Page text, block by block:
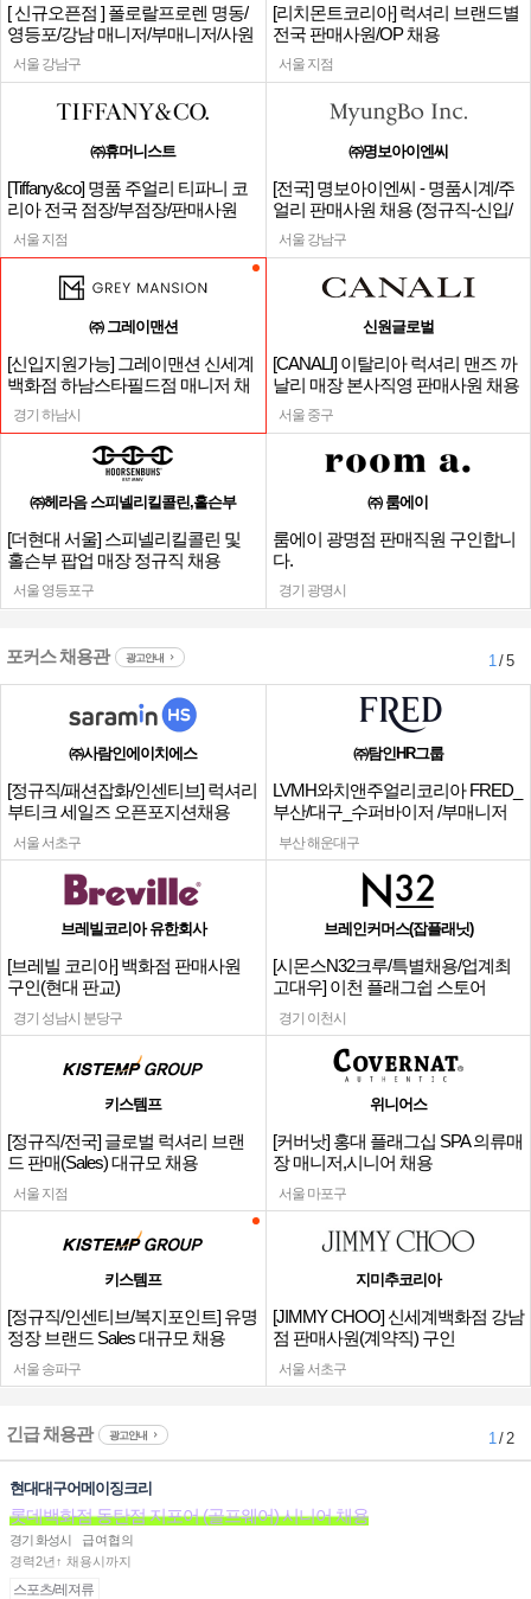
[ 신규오픈점 ] 폴로랄프로렌 명동/
영등포/강남 매니저/부매니저/사원
서울 강남구
[리치몬트코리아] 럭셔리 브랜드별
전국 판매사원/OP 채용
서울 지점
㈜휴머니스트
[Tiffany&co] 명품 주얼리 티파니 코
리아 전국 점장/부점장/판매사원
서울 지점
㈜명보아이엔씨
[전국] 명보아이엔씨 - 명품시계/주
얼리 판매사원 채용 (정규직-신입/
경력)
서울 강남구
㈜ 그레이맨션
[신입지원가능] 그레이맨션 신세계
백화점 하남스타필드점 매니저 채
용
경기 하남시
신원글로벌
[CANALI] 이탈리아 럭셔리 맨즈 까
날리 매장 본사직영 판매사원 채용
서울 중구
㈜헤라음 스피넬리킬콜린,홀슨부
[더현대 서울] 스피넬리킬콜린 및
홀슨부 팝업 매장 정규직 채용
서울 영등포구
㈜ 룸에이
룸에이 광명점 판매직원 구인합니
다.
경기 광명시
포커스 채용관 광고안내 1/ 5
㈜사람인에이치에스
[정규직/패션잡화/인센티브] 럭셔리
부티크 세일즈 오픈포지션채용
서울 서초구
㈜탐인HR그룹
LVMH와치앤주얼리코리아 FRED_
부산/대구_수퍼바이저 /부매니저
채용
부산 해운대구
브레빌코리아 유한회사
[브레빌 코리아] 백화점 판매사원
구인(현대 판교)
경기 성남시 분당구
브레인커머스(잡플래닛)
[시몬스N32크루/특별채용/업계최
고대우] 이천 플래그쉽 스토어
경기 이천시
키스템프
[정규직/전국] 글로벌 럭셔리 브랜
드 판매(Sales) 대규모 채용
서울 지점
위니어스
[커버낫] 홍대 플래그십 SPA 의류매
장 매니저,시니어 채용
서울 마포구
키스템프
[정규직/인센티브/복지포인트] 유명
정장 브랜드 Sales 대규모 채용
서울 송파구
지미추코리아
[JIMMY CHOO] 신세계백화점 강남
점 판매사원(계약직) 구인
서울 서초구
긴급 채용관 광고안내 1/ 2
현대대구어메이징크리
롯데백화점 동탄점 지포어 (골프웨어) 시니어 채용
경기 화성시
급여협의
경력2년↑ 채용시까지
스포츠/레져류